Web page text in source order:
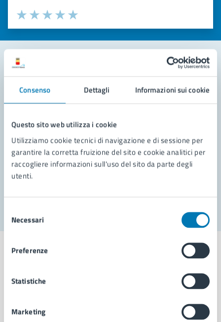
Consenso Dettagli Informazioni sui cookie
Questo sito web utilizza i cookie
Utilizziamo cookie tecnici di navigazione e di sessione per
garantire la corretta fruizione del sito e cookie analitici per
raccogliere informazioni sull'uso del sito da parte degli
utenti.
delNecessari
Preferenze
Statistiche
Marketing
Valuta la chiarezza delle informazioni (da 1 a 5 stelle)
Seleziona il numero di stelle per valutare la chiarezza delle
Valuta 5 stelle su 5
Valuta 4 stelle su 5
Valuta 3 stelle su 5
Valuta 2 stelle su 5
Valuta 1 stelle su 5
Leggi le domande frequenti
Richiedi assistenza
Prenota appuntamento
Problemi in città
Comune di Napoli
AMMINISTRAZIONE